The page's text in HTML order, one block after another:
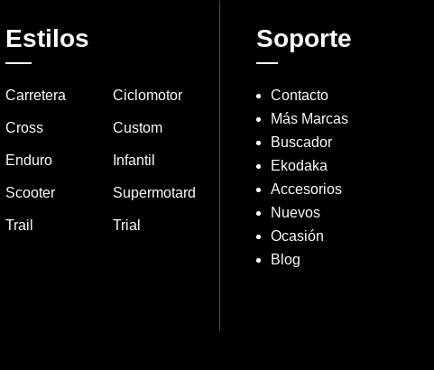
Estilos
Carretera Ciclomotor
Cross Custom
Enduro Infantil
Scooter Supermotard
Trail Trial
Soporte
Contacto
Más Marcas
Buscador
Ekodaka
Accesorios
Nuevos
Ocasión
Blog